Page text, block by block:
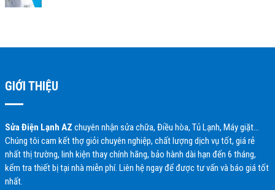
GIỚI THIỆU
Sửa Điện Lạnh AZ chuyên nhận sửa chữa, Điều hòa, Tủ Lạnh, Máy giặt…
Chúng tôi cam kết thợ giỏi chuyên nghiệp, chất lượng dịch vụ tốt, giá rẻ
nhất thị trường, linh kiện thay chính hãng, bảo hành dài hạn đến 6 tháng,
kểm tra thiết bị tại nhà miễn phí. Liên hệ ngay để được tư vấn và báo giá tốt
nhất.